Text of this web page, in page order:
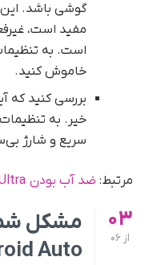
گوشی باشد. این
مفید است،
است. به
خاموش کنید.
بررسی کنید که
خیر. به
سریع و شارژ
مرتبط: ضد آب بودن S23 Ultra واقعی است؟
03
از
Auto